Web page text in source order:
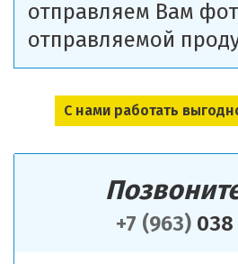
+7 (963)038
отправляем Вам
отправляемой
С нами работать